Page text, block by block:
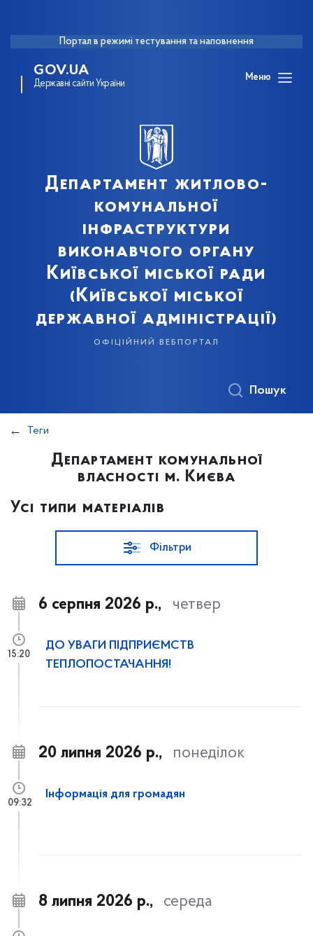
Портал в режимі тестування та наповнення
GOV.UA
Державні сайти України
Меню
Департамент житлово-
комунальної
інфраструктури
виконавчого органу
Київської міської ради
(Київської міської
державної адміністрації)
офіційний вебпортал
Пошук
Теги
Департамент комунальної
власності м. Києва
Усі типи матеріалів
Фільтри
6 серпня 2026 р., четвер
ДО УВАГИ ПІДПРИЄМСТВ
ТЕПЛОПОСТАЧАННЯ!
15:20
20 липня 2026 р., понеділок
Інформація для громадян
09:32
8 липня 2026 р., середа